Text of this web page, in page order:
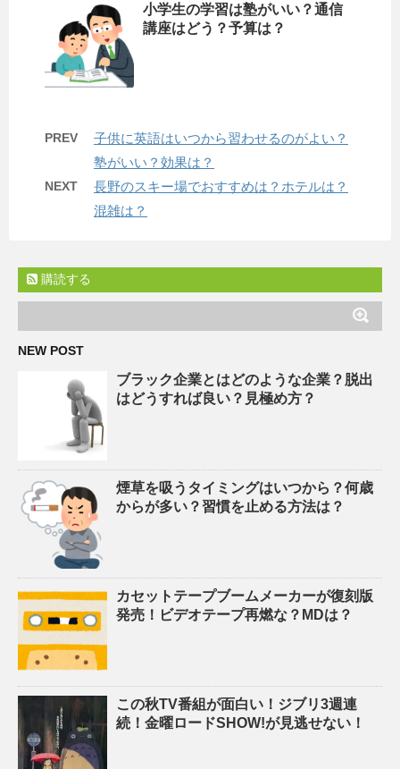
小学生の学習は塾がいい？通信
講座はどう？予算は？
PREV
子供に英語はいつから習わせるのがよい？
塾がいい？効果は？
NEXT
長野のスキー場でおすすめは？ホテルは？
混雑は？
購読する
NEW POST
ブラック企業とはどのような企業？脱出
はどうすれば良い？見極め方？
煙草を吸うタイミングはいつから？何歳
からが多い？習慣を止める方法は？
カセットテープブームメーカーが復刻版
発売！ビデオテープ再燃な？MDは？
この秋TV番組が面白い！ジブリ3週連
続！金曜ロードSHOW!が見逃せない！